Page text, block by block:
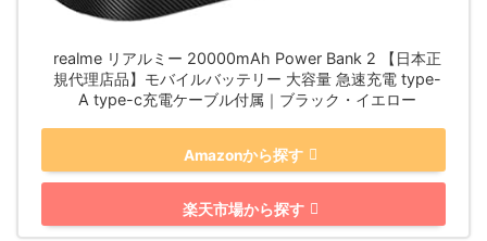
realme リアルミー 20000mAh Power Bank 2 【日本正
規代理店品】モバイルバッテリー 大容量 急速充電 type-
A type-c充電ケーブル付属｜ブラック・イエロー
Amazonから探す
楽天市場から探す